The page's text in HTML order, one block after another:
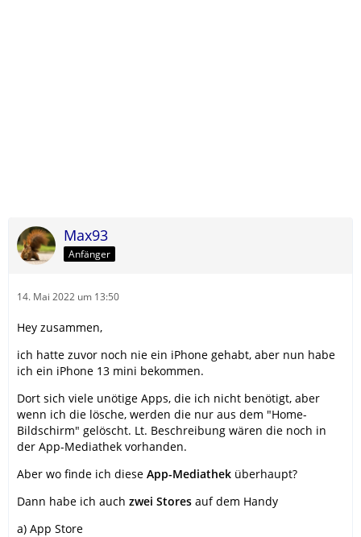
Max93
Anfänger
14. Mai 2022 um 13:50
Hey zusammen,
ich hatte zuvor noch nie ein iPhone gehabt, aber nun habe
ich ein iPhone 13 mini bekommen.
Dort sich viele unötige Apps, die ich nicht benötigt, aber
wenn ich die lösche, werden die nur aus dem "Home-
Bildschirm" gelöscht. Lt. Beschreibung wären die noch in
der App-Mediathek vorhanden.
Aber wo finde ich diese App-Mediathek überhaupt?
Dann habe ich auch zwei Stores auf dem Handy
a) App Store